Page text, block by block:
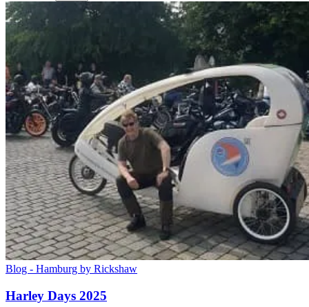
Blog - Hamburg by Rickshaw
Harley Days 2025